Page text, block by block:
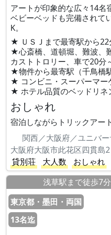
アートが印象的な広々14名
ベビーベッドも完備されて
K。
★ ＵＳＪまで最寄駅から22
★心斎橋、道頓堀、難波、
カストトロリー、車で20分
★物件から最寄駅（千鳥橋
★ コンビニ・スーパーマー
★ ホテル品質のベッドリネ
おしゃれ
宿泊しながらトリックアー
関西／大阪府／ユニバ
大阪府大阪市此花区四貫島
貸別荘
大人数
おしゃれ
浅草駅まで徒歩7
東京都・墨田・両国
13名迄